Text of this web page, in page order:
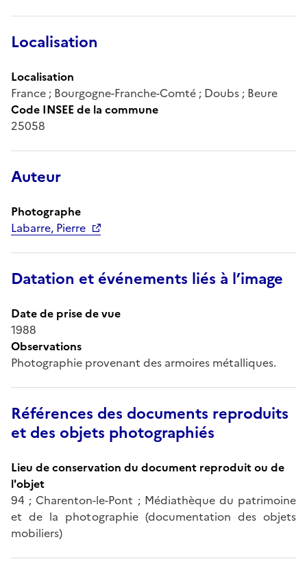
Localisation
Localisation
France ; Bourgogne-Franche-Comté ; Doubs ; Beure
Code INSEE de la commune
25058
Auteur
Photographe
Labarre, Pierre
Datation et événements liés à l’image
Date de prise de vue
1988
Observations
Photographie provenant des armoires métalliques.
Références des documents reproduits
et des objets photographiés
Lieu de conservation du document reproduit ou de
l'objet
94 ; Charenton-le-Pont ; Médiathèque du patrimoine
et de la photographie (documentation des objets
mobiliers)